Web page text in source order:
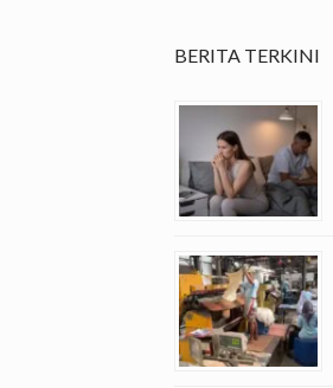
BERITA TERKINI